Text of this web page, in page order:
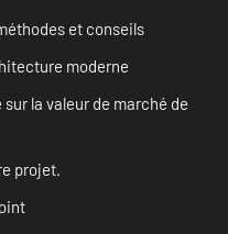
et conseils
moderne
la valeur de marché de
projet.